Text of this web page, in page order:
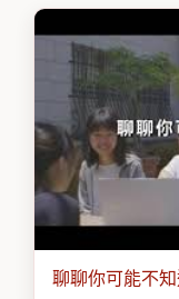
聊聊你可能不